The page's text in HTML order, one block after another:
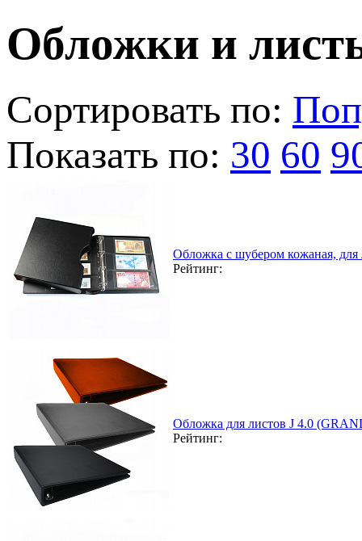
Обложки и
Сортировать по:
Показать по: 30 60
Обложка с шубером кожаная,
Рейтинг:
Обложка для листов J 4.0
Рейтинг: